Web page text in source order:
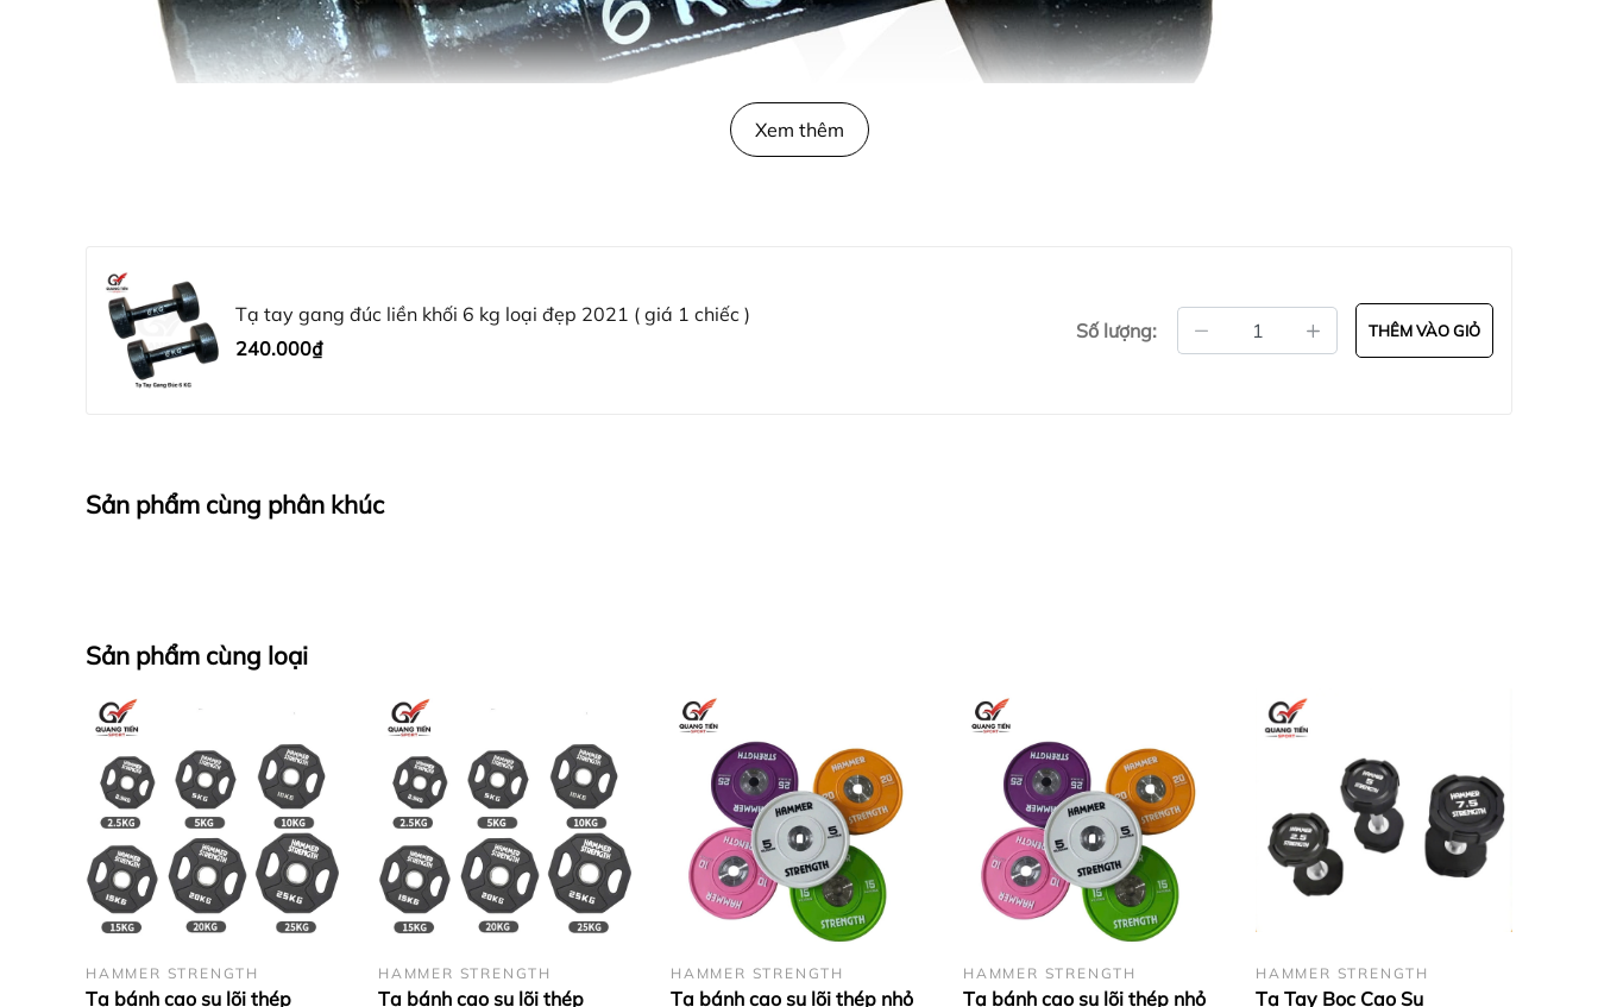
Xem thêm
Tạ tay gang đúc liền khối 6 kg loại đẹp 2021 ( giá 1 chiếc )
240.000₫
Số lượng: THÊM VÀO GIỎ
Sản phẩm cùng phân khúc
Sản phẩm cùng loại
HAMMER STRENGTH
Tạ bánh cao su lõi thép
HAMMER STRENGTH
Tạ bánh cao su lõi thép
HAMMER STRENGTH
Tạ bánh cao su lõi thép nhỏ
HAMMER STRENGTH
Tạ bánh cao su lõi thép nhỏ
HAMMER STRENGTH
Tạ Tay Bọc Cao Su